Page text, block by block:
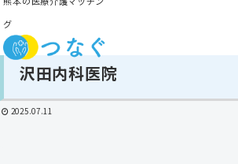
グ
沢田内科医院
2025.07.11